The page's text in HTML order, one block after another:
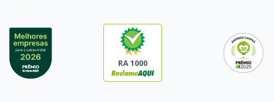
RA 1000